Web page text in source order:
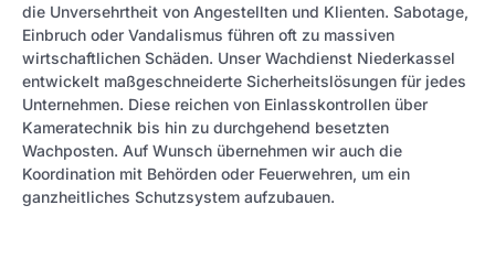
die Unversehrtheit von Angestellten und Klienten. Sabotage,
Einbruch oder Vandalismus führen oft zu massiven
wirtschaftlichen Schäden. Unser Wachdienst Niederkassel
entwickelt maßgeschneiderte Sicherheitslösungen für jedes
Unternehmen. Diese reichen von Einlasskontrollen über
Kameratechnik bis hin zu durchgehend besetzten
Wachposten. Auf Wunsch übernehmen wir auch die
Koordination mit Behörden oder Feuerwehren, um ein
ganzheitliches Schutzsystem aufzubauen.